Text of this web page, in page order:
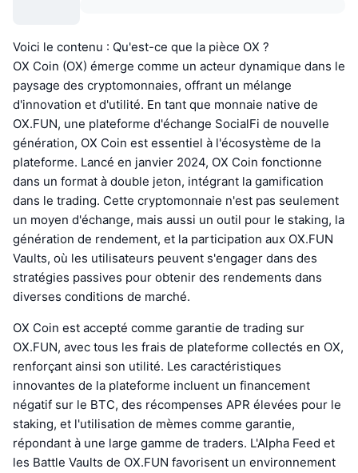
Voici le contenu : Qu'est-ce que la pièce OX ?
OX Coin (OX) émerge comme un acteur dynamique dans le
paysage des cryptomonnaies, offrant un mélange
d'innovation et d'utilité. En tant que monnaie native de
OX.FUN, une plateforme d'échange SocialFi de nouvelle
génération, OX Coin est essentiel à l'écosystème de la
plateforme. Lancé en janvier 2024, OX Coin fonctionne
dans un format à double jeton, intégrant la gamification
dans le trading. Cette cryptomonnaie n'est pas seulement
un moyen d'échange, mais aussi un outil pour le staking, la
génération de rendement, et la participation aux OX.FUN
Vaults, où les utilisateurs peuvent s'engager dans des
stratégies passives pour obtenir des rendements dans
diverses conditions de marché.
OX Coin est accepté comme garantie de trading sur
OX.FUN, avec tous les frais de plateforme collectés en OX,
renforçant ainsi son utilité. Les caractéristiques
innovantes de la plateforme incluent un financement
négatif sur le BTC, des récompenses APR élevées pour le
staking, et l'utilisation de mèmes comme garantie,
répondant à une large gamme de traders. L'Alpha Feed et
les Battle Vaults de OX.FUN favorisent un environnement